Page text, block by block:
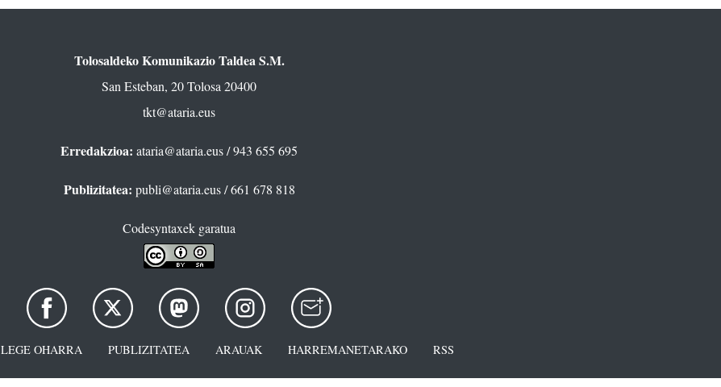
Tolosaldeko Komunikazio Taldea S.M.
San Esteban, 20 Tolosa 20400
tkt@ataria.eus
Erredakzioa: ataria@ataria.eus/ 943 655 695
Publizitatea: publi@ataria.eus/ 661 678 818
Codesyntaxek garatua
LEGE OHARRA PUBLIZITATEA ARAUAK HARREMANETARAKO RSS